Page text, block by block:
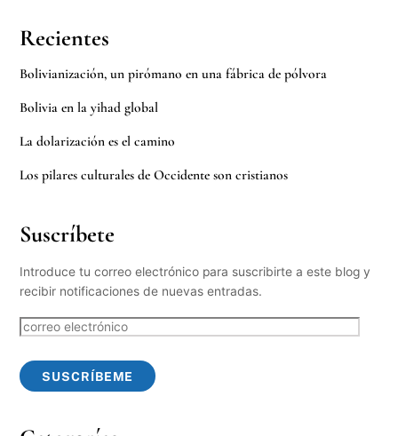
Recientes
Bolivianización, un pirómano en una fábrica de pólvora
Bolivia en la yihad global
La dolarización es el camino
Los pilares culturales de Occidente son cristianos
Suscríbete
Introduce tu correo electrónico para suscribirte a este blog y
recibir notificaciones de nuevas entradas.
correo
SUSCRÍBEME